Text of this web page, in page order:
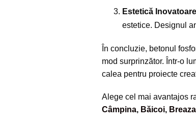
Estetică
estetice. Designul
În concluzie, betonul
mod surprinzător. Într-o
calea pentru proiecte
Alege cel mai avantajos
Câmpina, Băicoi, Breaza